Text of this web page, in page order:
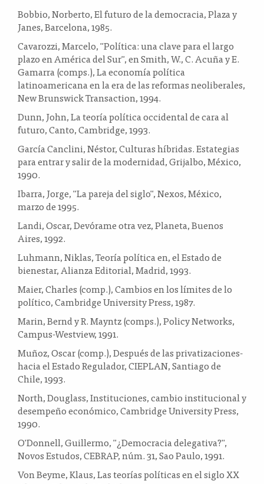
Bobbio, Norberto, El futuro de la democracia, Plaza y
Janes, Barcelona, ​​1985.
Cavarozzi, Marcelo, "Política: una clave para el largo
plazo en América del Sur", en Smith, W., C. Acuña y E.
Gamarra (comps.), La economía política
latinoamericana en la era de las reformas neoliberales,
New Brunswick Transaction, 1994.
Dunn, John, La teoría política occidental de cara al
futuro, Canto, Cambridge, 1993.
García Canclini, Néstor, Culturas híbridas. Estategias
para entrar y salir de la modernidad, Grijalbo, México,
1990.
Ibarra, Jorge, "La pareja del siglo", Nexos, México,
marzo de 1995.
Landi, Oscar, Devórame otra vez, Planeta, Buenos
Aires, 1992.
Luhmann, Niklas, Teoría política en, el Estado de
bienestar, Alianza Editorial, Madrid, 1993.
Maier, Charles (comp.), Cambios en los límites de lo
político, Cambridge University Press, 1987.
Marin, Bernd y R. Mayntz (comps.), Policy Networks,
Campus-Westview, 1991.
Muñoz, Oscar (comp.), Después de las privatizaciones-
hacia el Estado Regulador, CIEPLAN, Santiago de
Chile, 1993.
North, Douglass, Instituciones, cambio institucional y
desempeño económico, Cambridge University Press,
1990.
O'Donnell, Guillermo, ''¿Democracia delegativa?'',
Novos Estudos, CEBRAP, núm. 31, Sao Paulo, 1991.
Von Beyme, Klaus, Las teorías políticas en el siglo XX